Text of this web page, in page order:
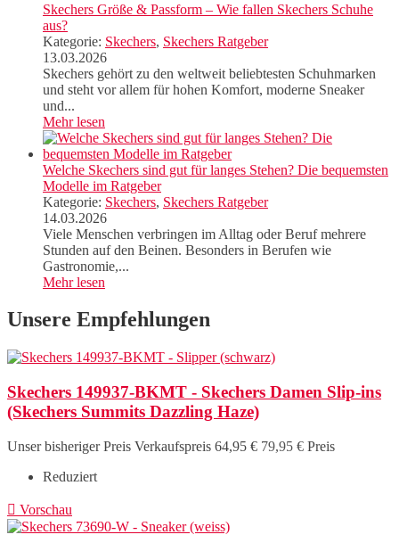
Skechers Größe & Passform – Wie fallen Skechers Schuhe
aus?
Kategorie: Skechers, Skechers Ratgeber
13.03.2026
Skechers gehört zu den weltweit beliebtesten Schuhmarken
und steht vor allem für hohen Komfort, moderne Sneaker
und...
Mehr lesen
Welche Skechers sind gut für langes Stehen? Die bequemsten
Modelle im Ratgeber
Kategorie: Skechers, Skechers Ratgeber
14.03.2026
Viele Menschen verbringen im Alltag oder Beruf mehrere
Stunden auf den Beinen. Besonders in Berufen wie
Gastronomie,...
Mehr lesen
Unsere Empfehlungen
Skechers 149937-BKMT - Skechers Damen Slip-ins
(Skechers Summits Dazzling Haze)
Unser bisheriger Preis Verkaufspreis 64,95 € 79,95 € Preis
Reduziert
 Vorschau